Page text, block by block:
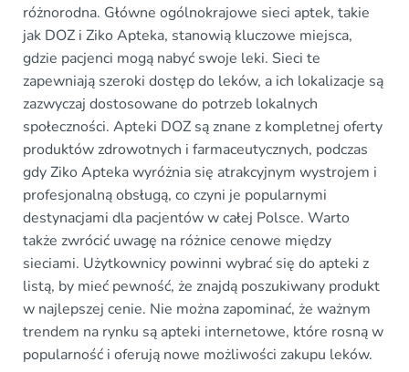
różnorodna. Główne ogólnokrajowe sieci aptek, takie
jak DOZ i Ziko Apteka, stanowią kluczowe miejsca,
gdzie pacjenci mogą nabyć swoje leki. Sieci te
zapewniają szeroki dostęp do leków, a ich lokalizacje są
zazwyczaj dostosowane do potrzeb lokalnych
społeczności. Apteki DOZ są znane z kompletnej oferty
produktów zdrowotnych i farmaceutycznych, podczas
gdy Ziko Apteka wyróżnia się atrakcyjnym wystrojem i
profesjonalną obsługą, co czyni je popularnymi
destynacjami dla pacjentów w całej Polsce. Warto
także zwrócić uwagę na różnice cenowe między
sieciami. Użytkownicy powinni wybrać się do apteki z
listą, by mieć pewność, że znajdą poszukiwany produkt
w najlepszej cenie. Nie można zapominać, że ważnym
trendem na rynku są apteki internetowe, które rosną w
popularność i oferują nowe możliwości zakupu leków.